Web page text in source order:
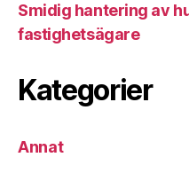
Smidig hantering av
fastighetsägare
Kategorier
Annat